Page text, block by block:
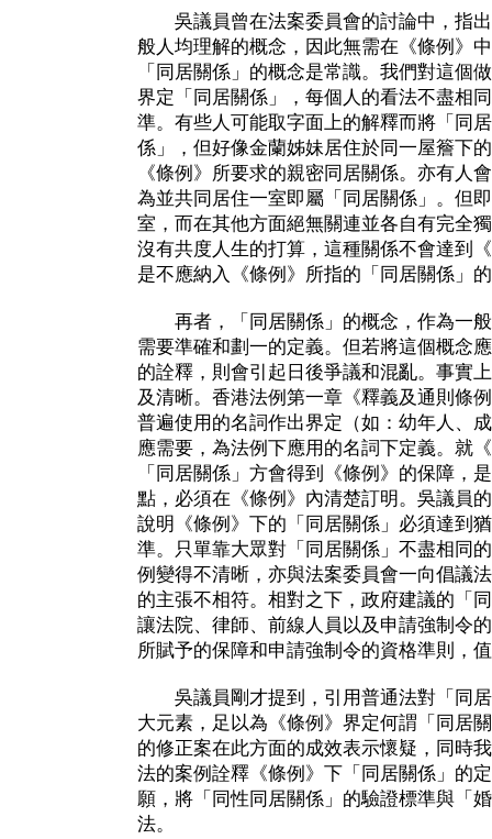
吳議員曾在法案委員會的討論中，指出
般人均理解的概念，因此無需在《條例》
「同居關係」的概念是常識。我們對這個
界定「同居關係」，每個人的看法不盡相
準。有些人可能取字面上的解釋而將「同
係」，但好像金蘭姊妹居住於同一屋簷下
《條例》所要求的親密同居關係。亦有人
為並共同居住一室即屬「同居關係」。但
室，而在其他方面絕無關連並各自有完全
沒有共度人生的打算，這種關係不會達到
是不應納入《條例》所指的「同居關係」
再者，「同居關係」的概念，作為一般
需要準確和劃一的定義。但若將這個概念
的詮釋，則會引起日後爭議和混亂。事實
及清晰。香港法例第一章《釋義及通則條
普遍使用的名詞作出界定（如：幼年人、
應需要，為法例下應用的名詞下定義。就
「同居關係」方會得到《條例》的保障，
點，必須在《條例》內清楚訂明。吳議員
說明《條例》下的「同居關係」必須達到
準。只單靠大眾對「同居關係」不盡相同
例變得不清晰，亦與法案委員會一向倡議
的主張不相符。相對之下，政府建議的「
讓法院、律師、前線人員以及申請強制令
所賦予的保障和申請強制令的資格準則，
吳議員剛才提到，引用普通法對「同居
大元素，足以為《條例》界定何謂「同居
的修正案在此方面的成效表示懷疑，同時
法的案例詮釋《條例》下「同居關係」的
願，將「同性同居關係」的驗證標準與「
法。